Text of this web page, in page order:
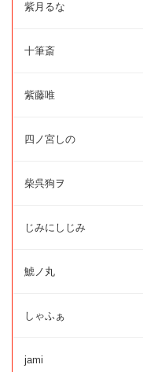
紫月るな
十筆斎
紫藤唯
四ノ宮しの
柴呉狗ヲ
じみにしじみ
鯱ノ丸
しゃふぁ
jami